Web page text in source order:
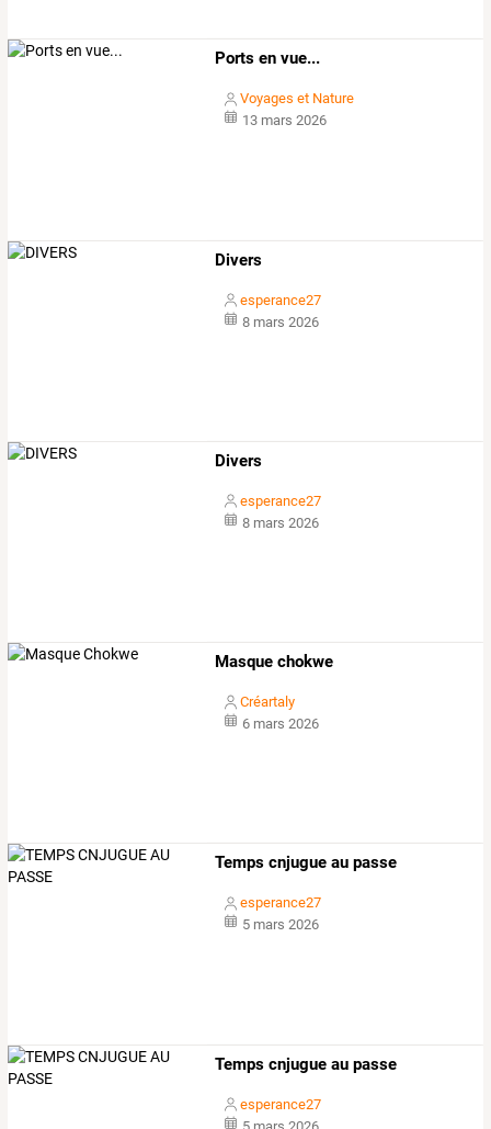
Ports en vue...
Voyages et Nature
13 mars 2026
Divers
esperance27
8 mars 2026
Divers
esperance27
8 mars 2026
Masque chokwe
Créartaly
6 mars 2026
Temps cnjugue au passe
esperance27
5 mars 2026
Temps cnjugue au passe
esperance27